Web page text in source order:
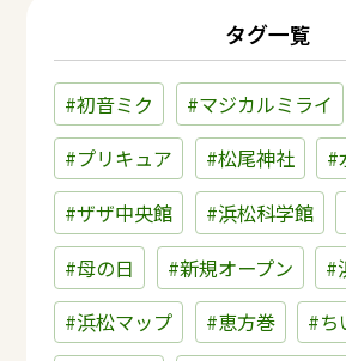
タグ一覧
#初音ミク
#マジカルミライ
#プリキュア
#松尾神社
#
#ザザ中央館
#浜松科学館
#母の日
#新規オープン
#
#浜松マップ
#恵方巻
#ち